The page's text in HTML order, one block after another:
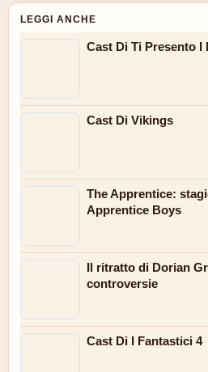
LEGGI ANCHE
Cast Di Ti Presento I
Cast Di Vikings
The Apprentice:
Apprentice Boys
Il ritratto di Dorian
controversie
Cast Di I Fantastici 4